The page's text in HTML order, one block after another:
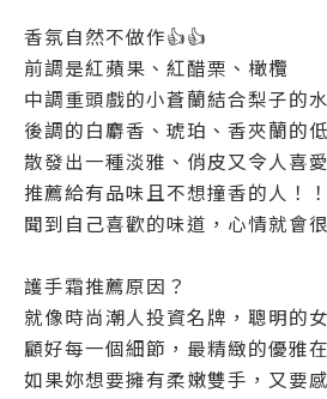
香氛自然不做作👍👍
前調是紅蘋果、紅醋栗、橄欖
中調重頭戲的小蒼蘭結合梨子的
後調的白麝香、琥珀、香夾蘭的
散發出一種淡雅、俏皮又令人喜
推薦給有品味且不想撞香的人！！
聞到自己喜歡的味道，心情就會
護手霜推薦原因？
就像時尚潮人投資名牌，聰明的
顧好每一個細節，最精緻的優雅
如果妳想要擁有柔嫩雙手，又要